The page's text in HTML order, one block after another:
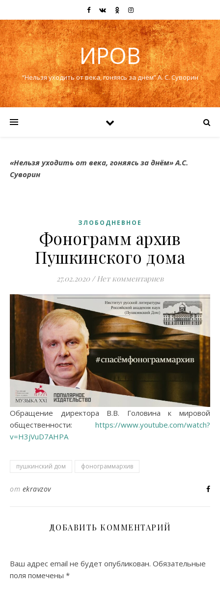
ИРОВ
“Нельзя уходить от века, гоняясь за днём” А. С. Суворин
«Нельзя уходить от века, гоняясь за днём» А.С.
Суворин
ЗЛОБОДНЕВНОЕ
Фонограмм архив
Пушкинского дома
27.02.2020 / Нет комментариев
Обращение директора В.В. Головина к мировой
общественности: https://www.youtube.com/watch?
v=H3jVuD7AHPA
пушкинский дом фонограммархив
от ekravzov
ДОБАВИТЬ КОММЕНТАРИЙ
Ваш адрес email не будет опубликован. Обязательные
поля помечены *